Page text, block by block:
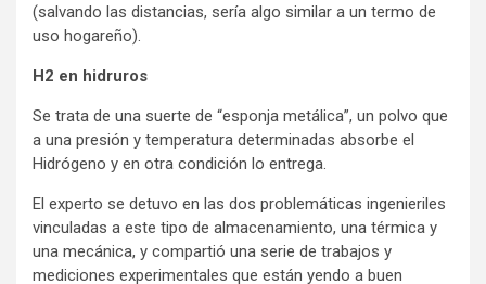
(salvando las distancias, sería algo similar a un termo de
uso hogareño).
H2 en hidruros
Se trata de una suerte de “esponja metálica”, un polvo que
a una presión y temperatura determinadas absorbe el
Hidrógeno y en otra condición lo entrega.
El experto se detuvo en las dos problemáticas ingenieriles
vinculadas a este tipo de almacenamiento, una térmica y
una mecánica, y compartió una serie de trabajos y
mediciones experimentales que están yendo a buen